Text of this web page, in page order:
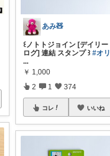
あみ🧸
꒰ノトトジョイン [デイリー
ログ] 連結 スタンプ ꒱#オリ
...
￥ 1,000
2 1 374
コレ いいね